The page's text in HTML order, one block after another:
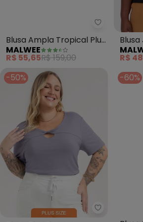
Malwee -
Blusa Ampla Tropical Plus
(Verde Menta)
MALWEE
R$ 55,65R$ 159,00
Plus
R$
-50%
-60%